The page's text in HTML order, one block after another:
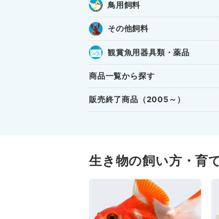
鳥用飼料
その他飼料
観賞魚用器具類・薬品
商品一覧から探す
販売終了商品（2005～）
生き物の飼い方・育